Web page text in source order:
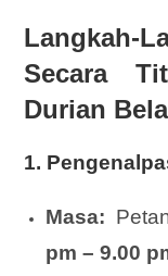
Langkah-
Secara
Durian
1.
Masa:
pm – 9.00